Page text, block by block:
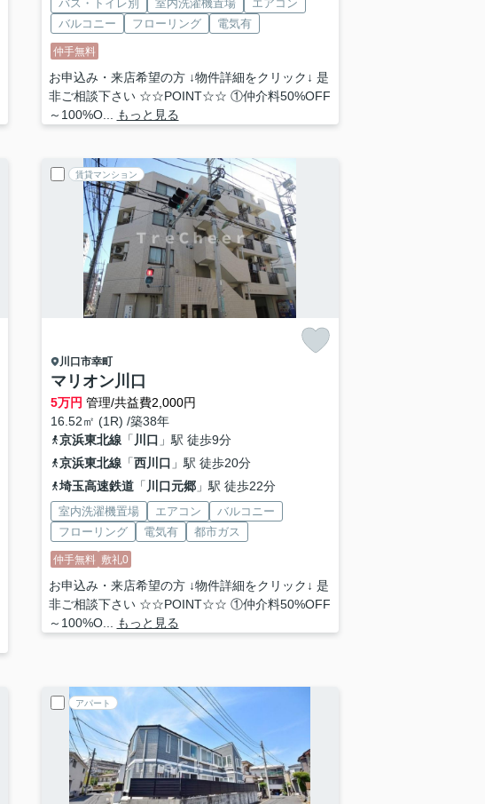
バス・トイレ別 室内洗濯機置場
エアコン
バルコニー
フローリング 電気有
仲手無料
お申込み・来店希望の方 ↓物件詳細をクリック↓ 是
非ご相談下さい ☆☆POINT☆☆ ①仲介料50%OFF
～100%O...
もっと見る
賃貸マンション
川口市幸町
マリオン川口
5万円 管理/共益費2,000円
16.52㎡ (1R) /築38年
京浜東北線「 川口 」駅 徒歩9分
京浜東北線「西川口 」駅 徒歩20分
埼玉高速鉄道「 川口元郷」駅 徒歩22分
室内洗濯機置場 エアコン
バルコニー
フローリング
電気有 都市ガス
仲手無料 敷礼0
お申込み・来店希望の方 ↓物件詳細をクリック↓ 是
非ご相談下さい ☆☆POINT☆☆ ①仲介料50%OFF
～100%O...
もっと見る
アパート